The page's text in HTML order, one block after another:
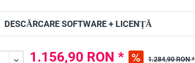
DESCĂRCARE SOFTWARE + LICENȚĂ
1.156,90 RON * 1.284,90 RON *